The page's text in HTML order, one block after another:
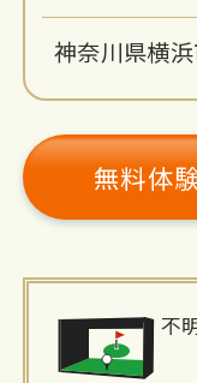
神奈川県横
無料体
不